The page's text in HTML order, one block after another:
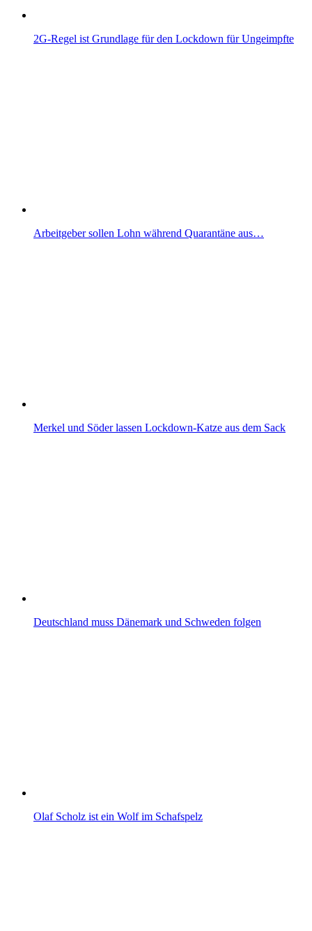
2G-Regel ist Grundlage für den Lockdown für Ungeimpfte
Arbeitgeber sollen Lohn während Quarantäne aus…
Merkel und Söder lassen Lockdown-Katze aus dem Sack
Deutschland muss Dänemark und Schweden folgen
Olaf Scholz ist ein Wolf im Schafspelz